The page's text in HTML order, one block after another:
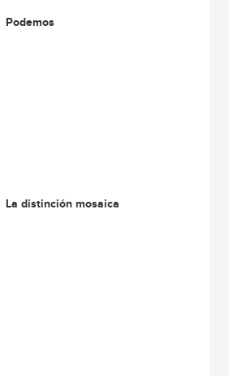
Podemos
La distinción mosaica